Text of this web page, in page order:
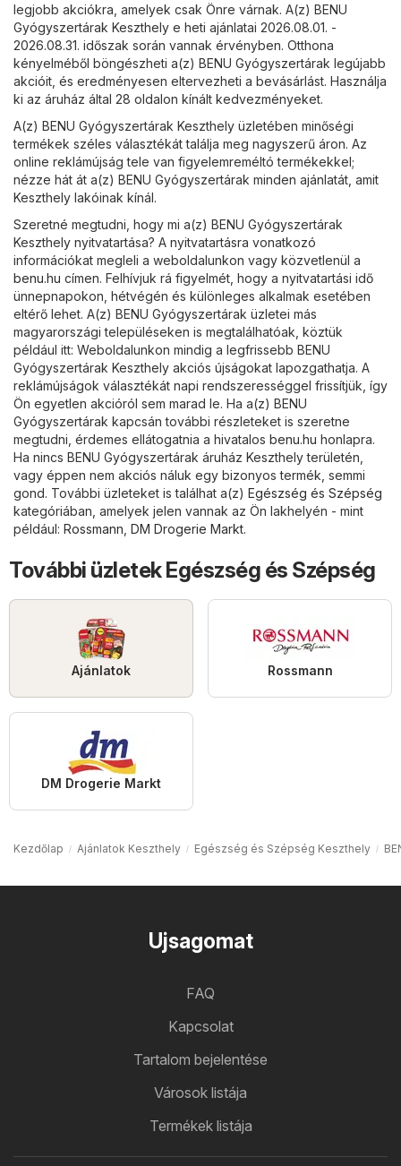
legjobb akciókra, amelyek csak Önre várnak. A(z) BENU
Gyógyszertárak Keszthely e heti ajánlatai 2026.08.01. -
2026.08.31. időszak során vannak érvényben. Otthona
kényelméből böngészheti a(z) BENU Gyógyszertárak legújabb
akcióit, és eredményesen eltervezheti a bevásárlást. Használja
ki az áruház által 28 oldalon kínált kedvezményeket.
A(z) BENU Gyógyszertárak Keszthely üzletében minőségi
termékek széles választékát találja meg nagyszerű áron. Az
online reklámújság tele van figyelemreméltó termékekkel;
nézze hát át a(z) BENU Gyógyszertárak minden ajánlatát, amit
Keszthely lakóinak kínál.
Szeretné megtudni, hogy mi a(z) BENU Gyógyszertárak
Keszthely nyitvatartása? A nyitvatartásra vonatkozó
információkat megleli a weboldalunkon vagy közvetlenül a
benu.hu címen. Felhívjuk rá figyelmét, hogy a nyitvatartási idő
ünnepnapokon, hétvégén és különleges alkalmak esetében
eltérő lehet. A(z) BENU Gyógyszertárak üzletei más
magyarországi településeken is megtalálhatóak, köztük
például itt: Weboldalunkon mindig a legfrissebb BENU
Gyógyszertárak Keszthely akciós újságokat lapozgathatja. A
reklámújságok választékát napi rendszerességgel frissítjük, így
Ön egyetlen akcióról sem marad le. Ha a(z) BENU
Gyógyszertárak kapcsán további részleteket is szeretne
megtudni, érdemes ellátogatnia a hivatalos benu.hu honlapra.
Ha nincs BENU Gyógyszertárak áruház Keszthely területén,
vagy éppen nem akciós náluk egy bizonyos termék, semmi
gond. További üzleteket is találhat a(z) Egészség és Szépség
kategóriában, amelyek jelen vannak az Ön lakhelyén - mint
például: Rossmann DM Drogerie Markt.
További üzletek Egészség és Szépség
Ajánlatok Rossmann
DM Drogerie Markt
Kezdőlap Ajánlatok Keszthely Egészség és Szépség Keszthely
Ujsagomat
FAQ
Kapcsolat
Tartalom bejelentése
Városok listája
Termékek listája